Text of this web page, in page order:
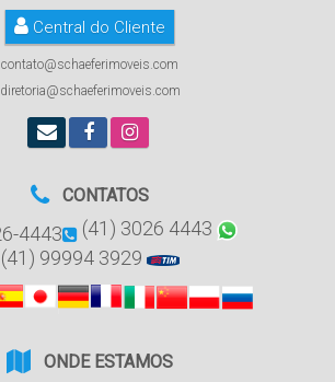
Central do Cliente
contato@schaeferimoveis.com
diretoria@schaeferimoveis.com
CONTATOS
4443
(41) 3026 4443
(41) 99994 3929
ONDE ESTAMOS